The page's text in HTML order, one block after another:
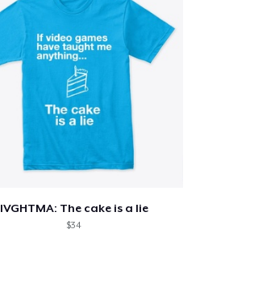
IVGHTMA: The cake is a lie
$34